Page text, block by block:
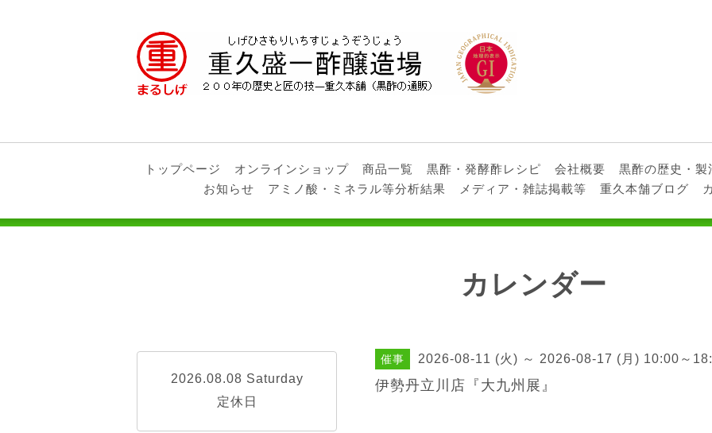
トップページ オンラインショップ 商品一覧 黒酢・発酵酢レシピ 会社概要
黒酢の歴史・製
お知らせ
アミノ酸・ミネラル等分析結果 メディア・雑誌掲載等 重久本舗ブログ
カレンダー
催事 2026-08-11 (火) ～ 2026-08-17 (月) 10:00～
伊勢丹立川店『大九州展』
2026.08.08 Saturday
定休日